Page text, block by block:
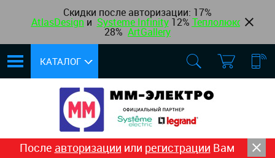
Скидки после авторизации: 17%
AtlasDesign и Systeme Infinity12% Теплолюкс
28% ArtGallery
КАТАЛОГ
После авторизации или регистрации Вам